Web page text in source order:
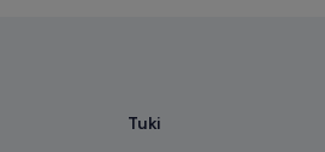
Tuki